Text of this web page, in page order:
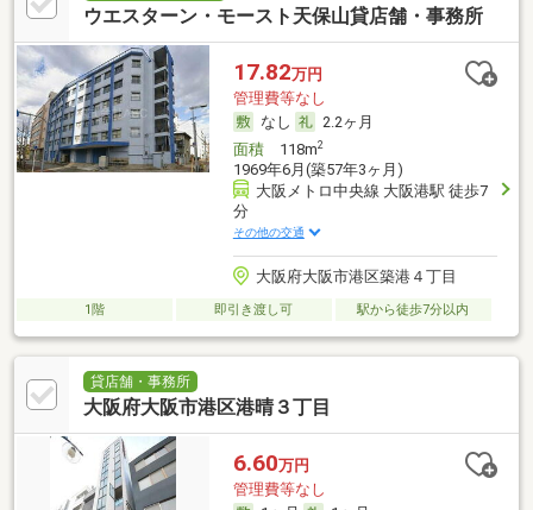
ウエスターン・モースト天保山貸店舗・事務所
17.82万円
管理費等なし
なし
2.2ヶ月
面積118m2
1969年6月(築57年3ヶ月)
大阪メトロ中央線 大阪港駅 徒歩7
分
その他の交通
大阪府大阪市港区築港４丁目
1階 即引き渡し可 駅から徒歩7分以内
貸店舗・事務所
大阪府大阪市港区港晴３丁目
6.60万円
管理費等なし